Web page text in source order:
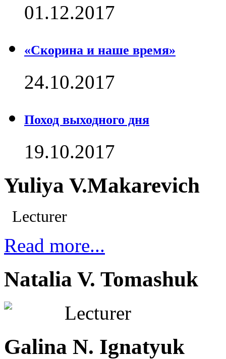
01.12.2017
«Скорина и наше время»
24.10.2017
Поход выходного дня
19.10.2017
Yuliya V.Makarevich
Lecturer
Read more...
Natalia V. Tomashuk
Lecturer
Galina N. Ignatyuk